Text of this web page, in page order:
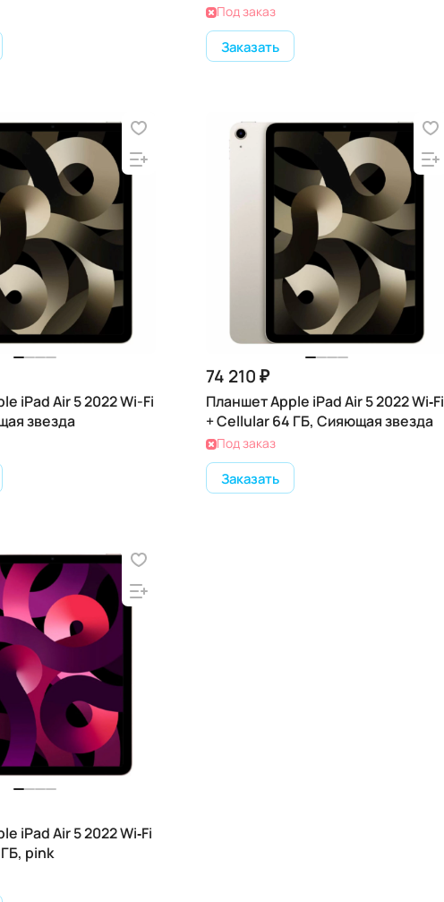
Под заказ
Заказать
iPad Air 5 2022 Wi-Fi
звезда
74 210 ₽
Планшет Apple iPad Air 5 2022 Wi‑Fi
+ Cellular 64 ГБ, Сияющая звезда
Под заказ
Заказать
iPad Air 5 2022 Wi‑Fi
pink